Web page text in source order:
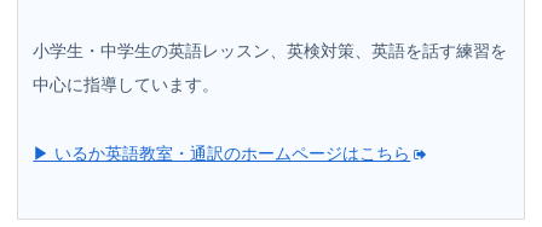
小学生・中学生の英語レッスン、英検対策、英語を話す練習を
中心に指導しています。
▶ いるか英語教室・通訳のホームページはこちら